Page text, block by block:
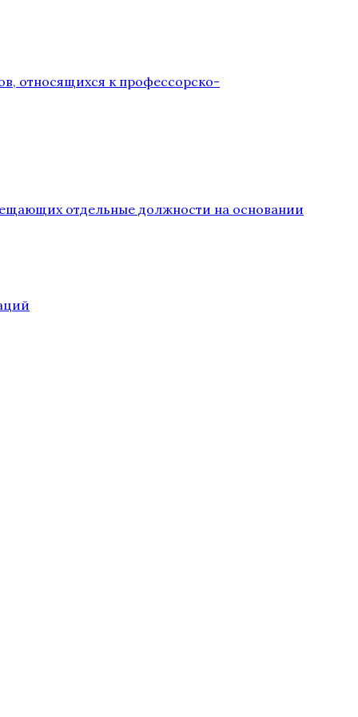
относящихся к профессорско-
отдельные должности на основании